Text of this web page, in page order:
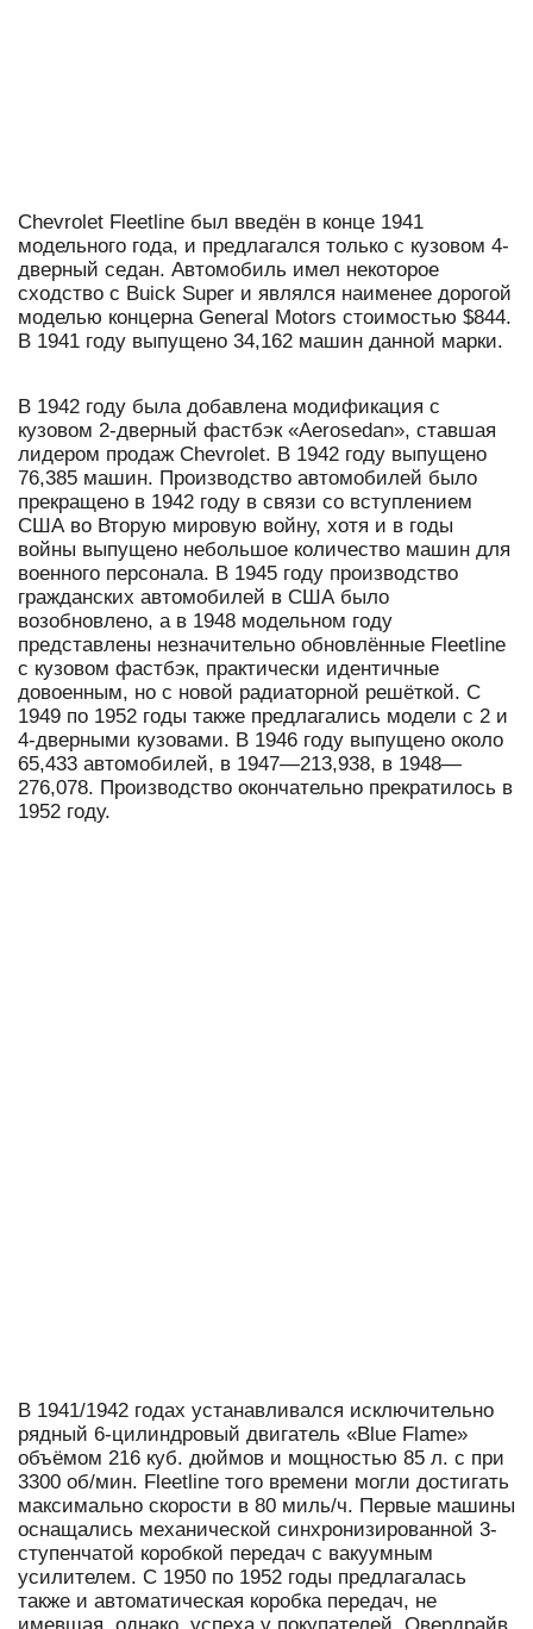
Chevrolet Fleetline был введён в конце 1941
модельного года, и предлагался только с кузовом 4-
дверный седан. Автомобиль имел некоторое
сходство с Buick Super и являлся наименее дорогой
моделью концерна General Motors стоимостью $844.
В 1941 году выпущено 34,162 машин данной марки.
В 1942 году была добавлена модификация с
кузовом 2-дверный фастбэк «Aerosedan», ставшая
лидером продаж Chevrolet. В 1942 году выпущено
76,385 машин. Производство автомобилей было
прекращено в 1942 году в связи со вступлением
США во Вторую мировую войну, хотя и в годы
войны выпущено небольшое количество машин для
военного персонала. В 1945 году производство
гражданских автомобилей в США было
возобновлено, а в 1948 модельном году
представлены незначительно обновлённые Fleetline
с кузовом фастбэк, практически идентичные
довоенным, но с новой радиаторной решёткой. С
1949 по 1952 годы также предлагались модели с 2 и
4-дверными кузовами. В 1946 году выпущено около
65,433 автомобилей, в 1947—213,938, в 1948—
276,078. Производство окончательно прекратилось в
1952 году.
В 1941/1942 годах устанавливался исключительно
рядный 6-цилиндровый двигатель «Blue Flame»
объёмом 216 куб. дюймов и мощностью 85 л. с при
3300 об/мин. Fleetline того времени могли достигать
максимально скорости в 80 миль/ч. Первые машины
оснащались механической синхронизированной 3-
ступенчатой коробкой передач с вакуумным
усилителем. С 1950 по 1952 годы предлагалась
также и автоматическая коробка передач, не